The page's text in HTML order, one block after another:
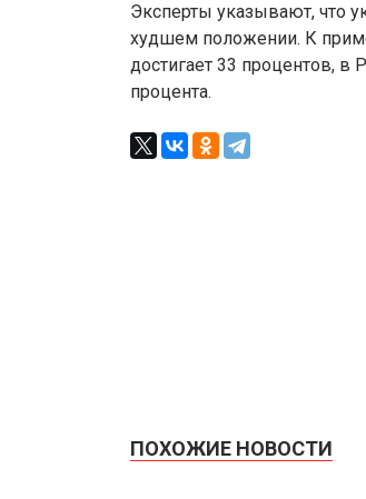
Эксперты указывают, что
худшем положении. К
достигает 33 процентов, в
процента.
ПОХОЖИЕ НОВОСТИ